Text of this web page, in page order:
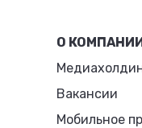
О
Вакансии
Мобильное